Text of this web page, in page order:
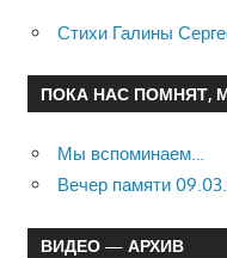
Стихи Галины
ПОКА НАС ПОМНЯТ,
Мы вспоминаем…
Вечер памяти
ВИДЕО — АРХИВ